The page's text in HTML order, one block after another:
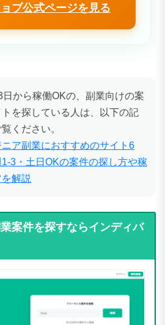
ブ公式ページを見る
日から稼働OKの、副業向けの案
を探している人は、以下の記
ください。
ニア副業におすすめのサイト6
3・土日OKの案件の探し方や稼
解説
案件を探すならインディバ